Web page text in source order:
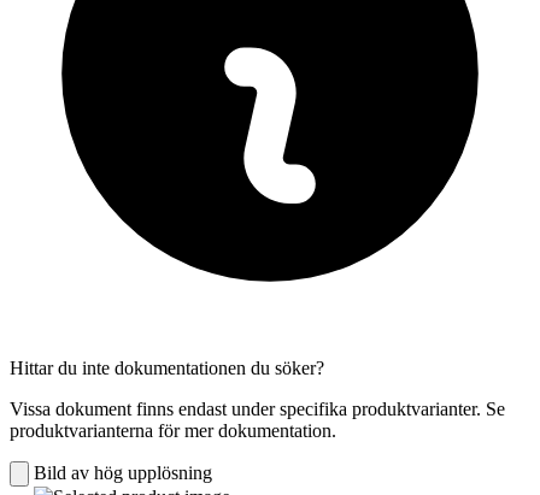
Hittar du inte dokumentationen du söker?
Vissa dokument finns endast under specifika produktvarianter. Se
produktvarianterna för mer dokumentation.
Bild av hög upplösning